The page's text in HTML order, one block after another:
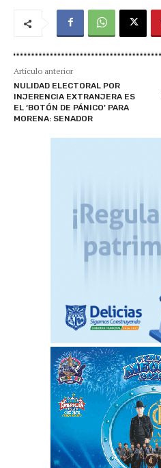
Artículo anterior
NULIDAD ELECTORAL POR
INJERENCIA EXTRANJERA ES
EL ‘BOTÓN DE PÁNICO’ PARA
MORENA: SENADOR